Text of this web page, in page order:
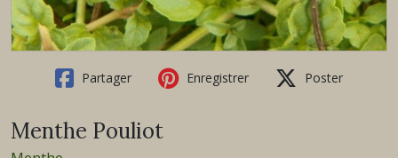
Partager Enregistrer Poster
Menthe Pouliot